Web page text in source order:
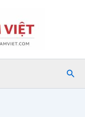
Tìm